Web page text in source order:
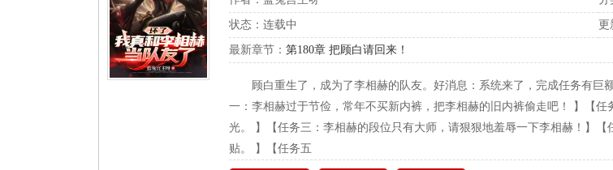
状态：连载中 更
最新章节： 第180章 把顾白请回来！
顾白重生了，成为了李相赫的队友。好消息：系统来了，完成任务有
一：李相赫过于节俭，常年不买新内裤，把李相赫的旧内裤偷走吧！ 】【
光。 】【任务三：李相赫的段位只有大师，请狠狠地羞辱一下李相赫！】
贴。 】【任务五